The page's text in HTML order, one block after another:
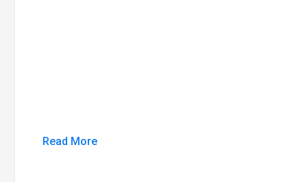
Read More